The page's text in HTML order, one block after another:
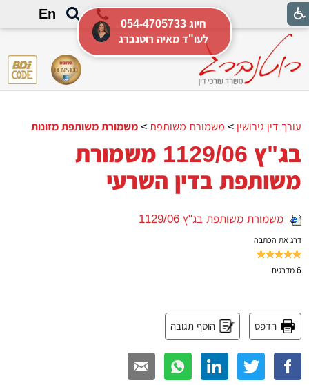
En
עורך דין גירושין > משמורת משותפת >משמורת משותפת מזונות
בג"ץ 1129/06 משמורת
משותפת בדין השרעי
משמורת משותפת בג"ץ 1129/06
דרג את הכתבה
6 מדרגים
הדפס הוסף תגובה
054-4705733 חיוג
לעו"ד מאיה רוטנברג